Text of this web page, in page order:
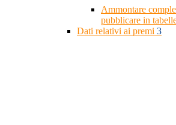
Ammontare
pubblicare in
Dati relativi ai premi 3